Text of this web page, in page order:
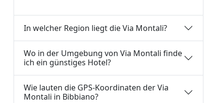
In welcher Region liegt die Via Montali?
Wo in der Umgebung von Via Montali finde
ich ein günstiges Hotel?
Wie lauten die GPS-Koordinaten der Via
Montali in Bibbiano?